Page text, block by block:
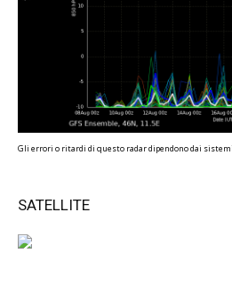
Gli errori o ritardi di questo radar dipendono dai
SATELLITE